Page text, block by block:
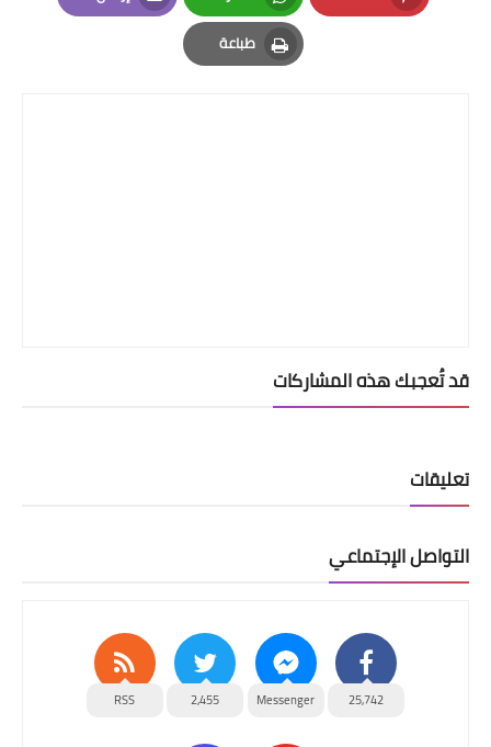
Pinterest
Whatsapp
Email
طباعة
Print
قد تُعجبك هذه المشاركات
تعليقات
التواصل الإجتماعي
25,742
Messenger
2,455
RSS